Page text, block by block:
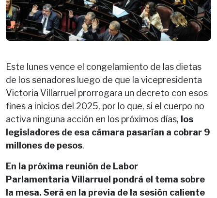
Este lunes vence el congelamiento de las dietas
de los senadores luego de que la vicepresidenta
Victoria Villarruel prorrogara un decreto con esos
fines a inicios del 2025, por lo que, si el cuerpo no
activa ninguna acción en los próximos días, los
legisladores de esa cámara pasarían a cobrar 9
millones de pesos.
En la próxima reunión de Labor
Parlamentaria Villarruel pondrá el tema sobre
la mesa. Será en la previa de la sesión caliente